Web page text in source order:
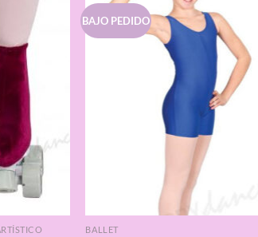
BAJO PEDIDO
BALLET